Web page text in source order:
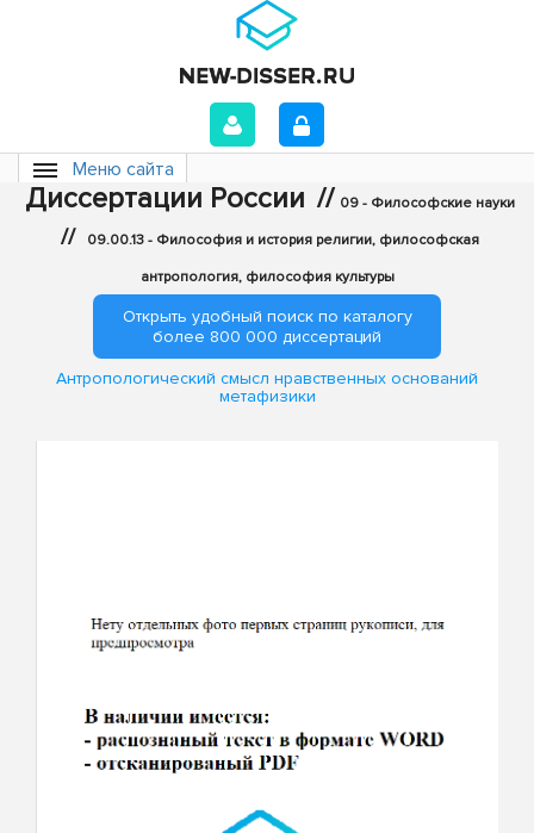
Меню сайта
Диссертации России // 09 - Философские науки
// 09.00.13 - Философия и история религии, философская
антропология, философия культуры
Открыть удобный поиск по каталогу
более 800 000 диссертаций
Антропологический смысл нравственных оснований
метафизики